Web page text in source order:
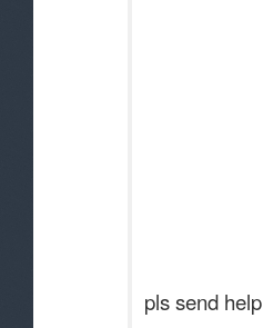
pls send help